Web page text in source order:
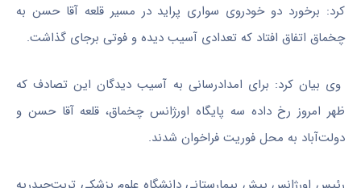
کرد: برخورد دو خودروی سواری پراید در مسیر قلعه آقا حسن به
چخماق اتفاق افتاد که تعدادی آسیب دیده و فوتی برجای گذاشت.
وی بیان کرد: برای امدادرسانی به آسیب دیدگان این تصادف که
ظهر امروز رخ داده سه پایگاه اورژانس چخماق، قلعه آقا حسن و
دولت‌آباد به محل فوریت فراخوان شدند.